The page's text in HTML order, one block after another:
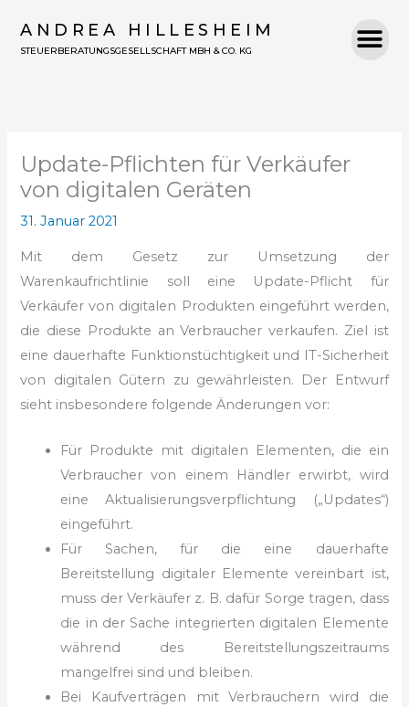
InhaltANDREA HILLESHEIM
STEUERBERATUNGSGESELLSCHAFT MBH & CO. KG
Update-Pflichten für Verkäufer
von digitalen Geräten
31. Januar 2021
Mit dem Gesetz zur Umsetzung der
Warenkaufrichtlinie soll eine Update-Pflicht für
Verkäufer von digitalen Produkten eingeführt werden,
die diese Produkte an Verbraucher verkaufen. Ziel ist
eine dauerhafte Funktionstüchtigkeitund IT-Sicherheit
von digitalen Gütern zu gewährleisten. Der Entwurf
sieht insbesondere folgende Änderungen vor:
Für Produkte mit digitalen Elementen, die ein
Verbraucher von einem Händler erwirbt, wird
eine Aktualisierungsverpflichtung („Updates“)
eingeführt.
Für Sachen, für die eine dauerhafte
Bereitstellung digitaler Elemente vereinbart ist,
muss der Verkäufer z. B. dafür Sorge tragen, dass
die in der Sache integrierten digitalen Elemente
während des Bereitstellungszeitraums
mangelfrei sind und bleiben.
Bei Kaufverträgen mit Verbrauchern wird die